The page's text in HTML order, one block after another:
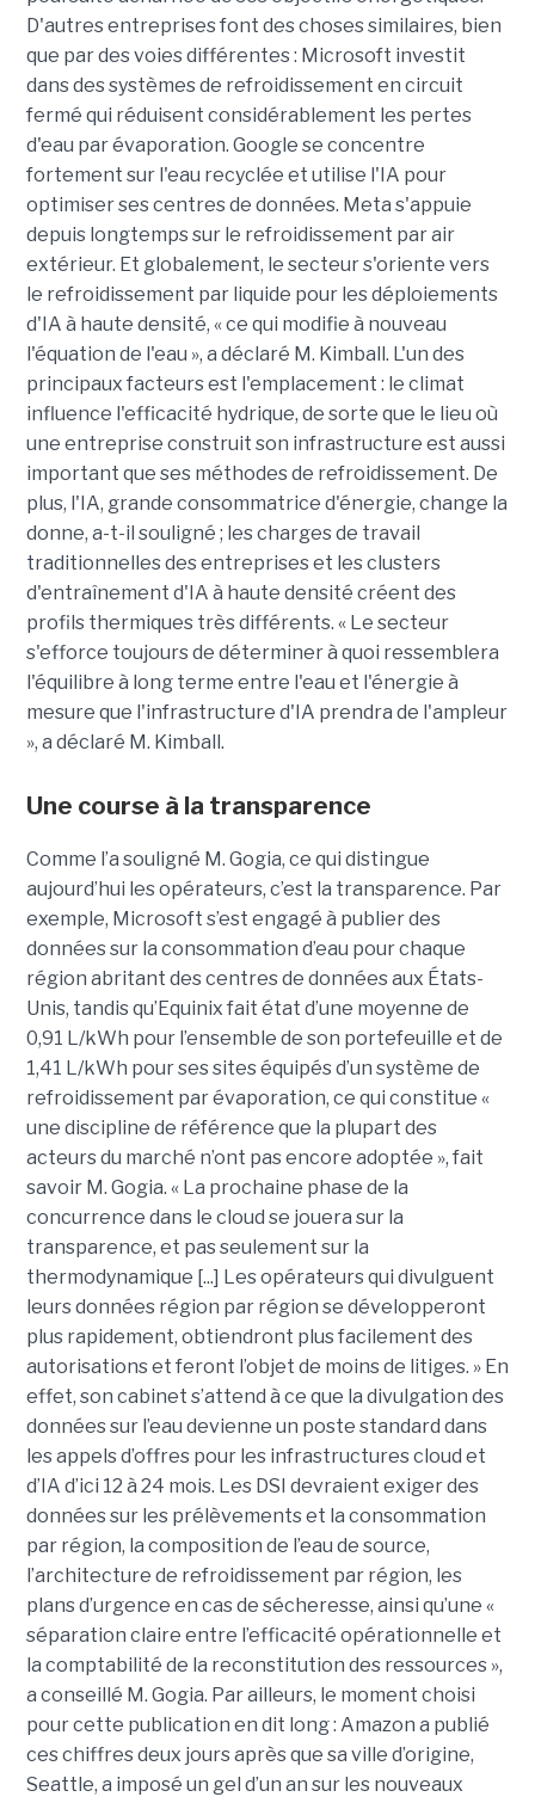
D'autres entreprises font des choses similaires, bien
que par des voies différentes : Microsoft investit
dans des systèmes de refroidissement en circuit
fermé qui réduisent considérablement les pertes
d'eau par évaporation. Google se concentre
fortement sur l'eau recyclée et utilise l'IA pour
optimiser ses centres de données. Meta s'appuie
depuis longtemps sur le refroidissement par air
extérieur. Et globalement, le secteur s'oriente vers
le refroidissement par liquide pour les déploiements
d'IA à haute densité, « ce qui modifie à nouveau
l'équation de l'eau », a déclaré M. Kimball. L'un des
principaux facteurs est l'emplacement : le climat
influence l'efficacité hydrique, de sorte que le lieu où
une entreprise construit son infrastructure est aussi
important que ses méthodes de refroidissement. De
plus, l'IA, grande consommatrice d'énergie, change la
donne, a-t-il souligné ; les charges de travail
traditionnelles des entreprises et les clusters
d'entraînement d'IA à haute densité créent des
profils thermiques très différents. « Le secteur
s'efforce toujours de déterminer à quoi ressemblera
l'équilibre à long terme entre l'eau et l'énergie à
mesure que l'infrastructure d'IA prendra de l'ampleur
», a déclaré M. Kimball.
Une course à la transparence
Comme l’a souligné M. Gogia, ce qui distingue
aujourd’hui les opérateurs, c’est la transparence. Par
exemple, Microsoft s’est engagé à publier des
données sur la consommation d’eau pour chaque
région abritant des centres de données aux États-
Unis, tandis qu’Equinix fait état d’une moyenne de
0,91 L/kWh pour l’ensemble de son portefeuille et de
1,41 L/kWh pour ses sites équipés d’un système de
refroidissement par évaporation, ce qui constitue «
une discipline de référence que la plupart des
acteurs du marché n’ont pas encore adoptée », fait
savoir M. Gogia. « La prochaine phase de la
concurrence dans le cloud se jouera sur la
transparence, et pas seulement sur la
thermodynamique [...] Les opérateurs qui divulguent
leurs données région par région se développeront
plus rapidement, obtiendront plus facilement des
autorisations et feront l’objet de moins de litiges. » En
effet, son cabinet s’attend à ce que la divulgation des
données sur l’eau devienne un poste standard dans
les appels d’offres pour les infrastructures cloud et
d’IA d’ici 12 à 24 mois. Les DSI devraient exiger des
données sur les prélèvements et la consommation
par région, la composition de l’eau de source,
l’architecture de refroidissement par région, les
plans d’urgence en cas de sécheresse, ainsi qu’une «
séparation claire entre l’efficacité opérationnelle et
la comptabilité de la reconstitution des ressources »,
a conseillé M. Gogia. Par ailleurs, le moment choisi
pour cette publication en dit long : Amazon a publié
ces chiffres deux jours après que sa ville d’origine,
Seattle, a imposé un gel d’un an sur les nouveaux